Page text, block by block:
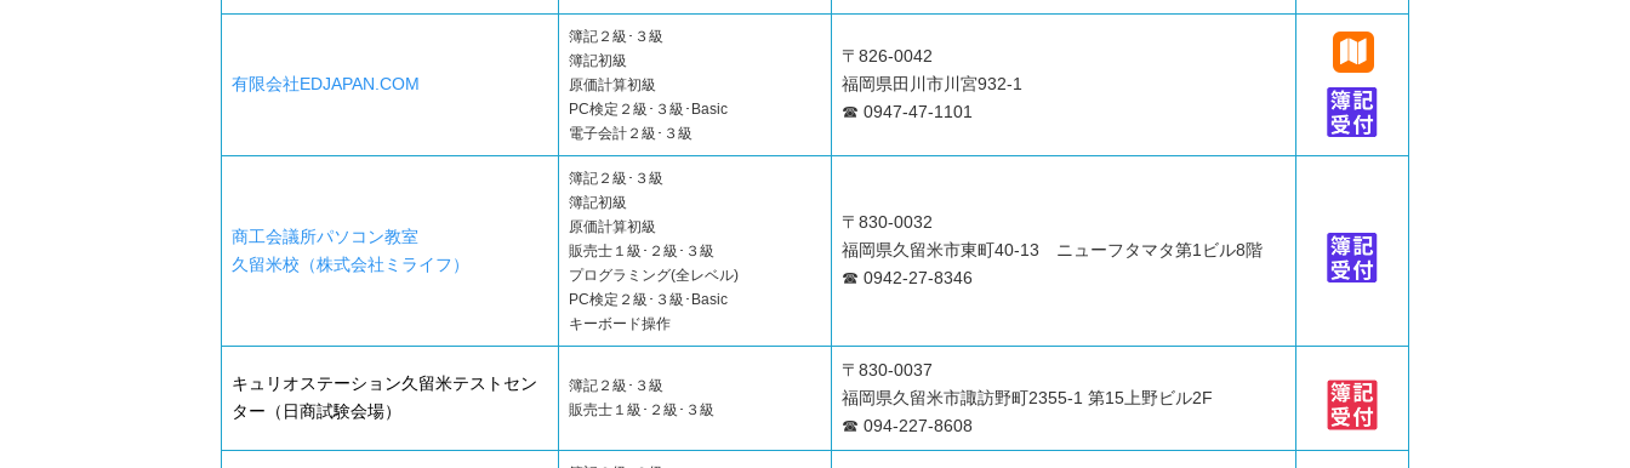
有限会社EDJAPAN.COM
簿記２級･３級
簿記初級
原価計算初級
PC検定２級･３級･Basic
電子会計２級･３級
〒826-0042
福岡県田川市川宮932-1
☎ 0947-47-1101
商工会議所パソコン教室
久留米校（株式会社ミライフ）
簿記２級･３級
簿記初級
原価計算初級
販売士１級･２級･３級
プログラミング(全レベル)
PC検定２級･３級･Basic
キーボード操作
〒830-0032
福岡県久留米市東町40-13 ニューフタマタ第1ビル8階
☎ 0942-27-8346
キュリオステーション久留米テストセン
ター（日商試験会場）
簿記２級･３級
販売士１級･２級･３級
〒830-0037
福岡県久留米市諏訪野町2355-1 第15上野ビル2F
☎ 094-227-8608